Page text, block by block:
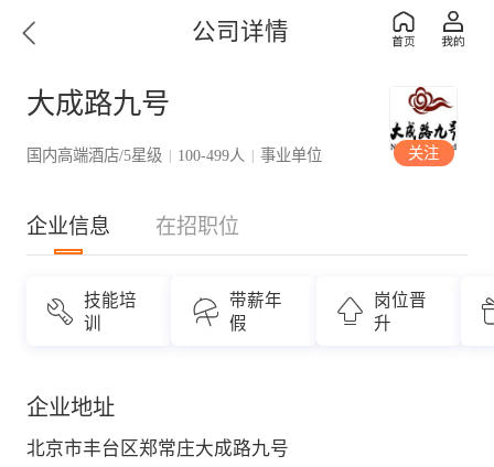
公司详情
大成路九号
国内高端酒店/5星级 | 100-499人 | 事业单位 关注
企业信息 在招职位
技能培
训
带薪年
假
岗位晋
升
企业地址
北京市丰台区郑常庄大成路九号